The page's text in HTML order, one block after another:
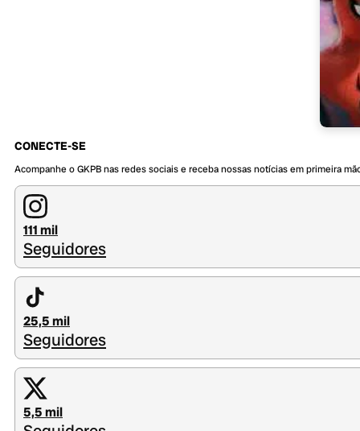
CONECTE-SE
Acompanhe o GKPB nas redes sociais e receba nossas notícias em primeira
111 mil
Seguidores
25,5 mil
Seguidores
5,5 mil